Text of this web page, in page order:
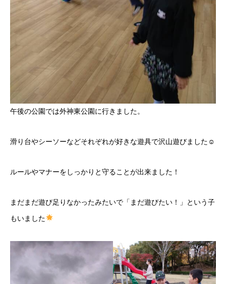
午後の公園では外神東公園に行きました。
滑り台やシーソーなどそれぞれが好きな遊具で沢山遊びました☺
ルールやマナーをしっかりと守ることが出来ました！
まだまだ遊び足りなかったみたいで「まだ遊びたい！」という子
もいました